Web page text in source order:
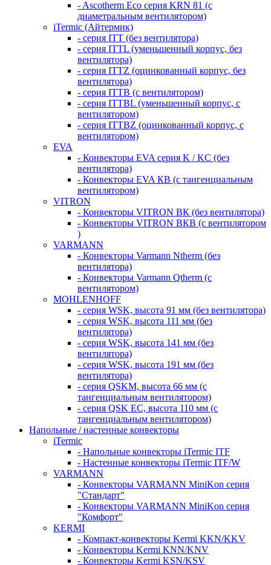
- Ascotherm Eco серия KRN 81 (с
диаметральным вентилятором)
iTermic (Айтермик)
- серия ITT (без вентилятора)
- серия ITTL (уменьшенный корпус, без
вентилятора)
- серия ITTZ (оцинкованный корпус, без
вентилятора)
- серия ITTB (с вентилятором)
- серия ITTBL (уменьшенный корпус, с
вентилятором)
- серия ITTBZ (оцинкованный корпус, с
вентилятором)
EVA
- Конвекторы EVA серия K / KC (без
вентилятора)
- Конвекторы EVA КВ (с тангенциальным
вентилятором)
VITRON
- Конвекторы VITRON ВК (без вентилятора)
- Конвекторы VITRON ВКВ (с вентилятором
)
VARMANN
- Конвекторы Varmann Ntherm (без
вентилятора)
- Конвекторы Varmann Qtherm (с
вентилятором)
MOHLENHOFF
- серия WSK, высота 91 мм (без вентилятора)
- серия WSK, высота 111 мм (без
вентилятора)
- серия WSK, высота 141 мм (без
вентилятора)
- серия WSK, высота 191 мм (без
вентилятора)
- серия QSKM, высота 66 мм (с
тангенциальным вентилятором)
- серия QSK EC, высота 110 мм (с
тангенциальным вентилятором)
Напольные / настенные конвекторы
iTermic
- Напольные конвекторы iTermic ITF
- Настенные конвекторы iTermic ITF/W
VARMANN
- Конвекторы VARMANN MiniKon серия
"Стандарт"
- Конвекторы VARMANN MiniKon серия
"Комфорт"
KERMI
- Компакт-конвекторы Kermi KKN/KKV
- Конвекторы Kermi KNN/KNV
- Конвекторы Kermi KSN/KSV